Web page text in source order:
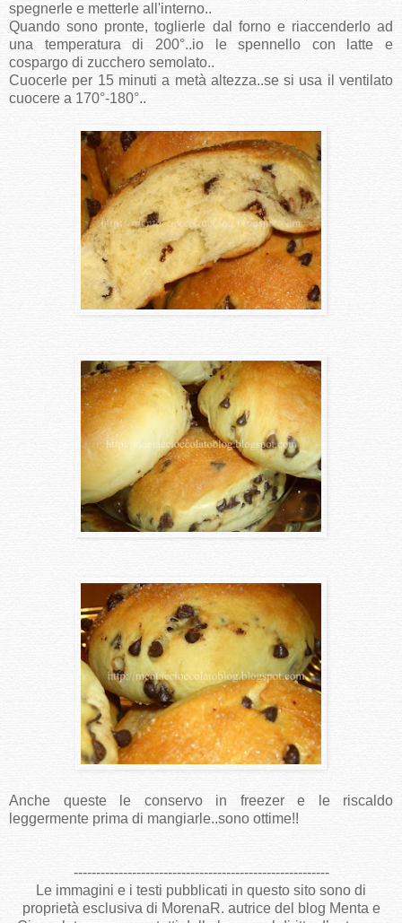
spegnerle e metterle all'interno..
Quando sono pronte, toglierle dal forno e riaccenderlo ad
una temperatura di 200°..io le spennello con latte e
cospargo di zucchero semolato..
Cuocerle per 15 minuti a metà altezza..se si usa il ventilato
cuocere a 170°-180°..
Anche queste le conservo in freezer e le riscaldo
leggermente prima di mangiarle..sono ottime!!
---------------------------------------------------------
Le immagini e i testi pubblicati in questo sito sono di
proprietà esclusiva di MorenaR. autrice del blog Menta e